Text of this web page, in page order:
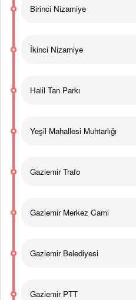
Birinci Nizamiye
İkinci Nizamiye
Halil Tan Parkı
Yeşil Mahallesi Muhtarlığı
Gaziemir Trafo
Gaziemir Merkez Cami
Gaziemir Belediyesi
Gaziemir PTT